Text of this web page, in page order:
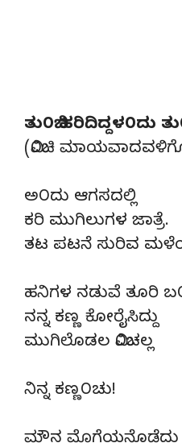
ತು೦ಬಿ ಹರಿದಿದ್ದಳ೦ದು
(ಮಿ೦ಚಿ
ಅ೦ದು ಆಗಸದಲ್ಲಿ
ಕರಿ ಮುಗಿಲುಗಳ ಜಾತ್ರೆ.
ತಟ ಪಟನೆ ಸುರಿವ
ಹನಿಗಳ ನಡುವೆ ತೂರಿ
ನನ್ನ ಕಣ್ಣ ಕೋರೈಸಿದ್ದು
ಮುಗಿಲೊಡಲ ಮಿ೦ಚಲ್ಲ
ನಿನ್ನ ಕಣ್ಣ೦ಚು!